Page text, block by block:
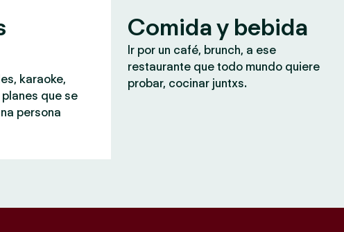
karaoke,
que se
persona
Comida y bebida
Ir por un café, brunch, a ese
restaurante que todo mundo quiere
probar, cocinar juntxs.